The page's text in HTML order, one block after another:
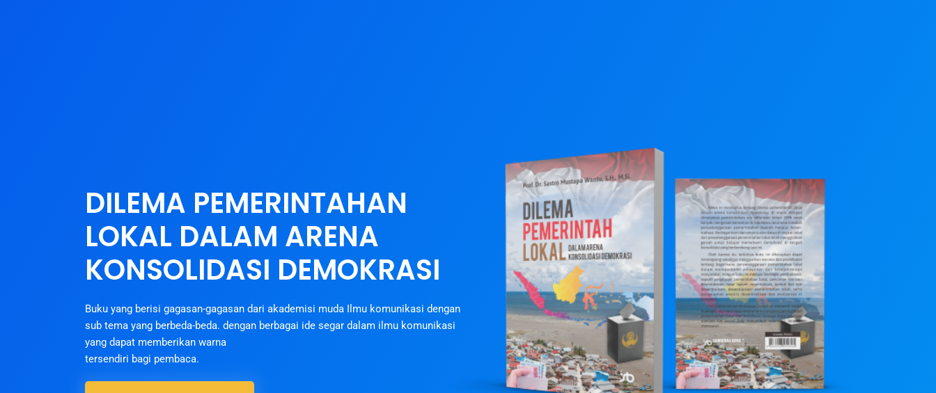
DILEMA PEMERINTAHAN
LOKAL DALAM ARENA
KONSOLIDASI DEMOKRASI
Buku yang berisi gagasan-gagasan dari akademisi muda Ilmu komunikasi dengan
sub tema yang berbeda-beda. dengan berbagai ide segar dalam ilmu komunikasi
yang dapat memberikan warna
tersendiri bagi pembaca.